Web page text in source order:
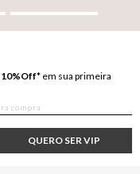
10%Off* em sua primeira
QUERO SER VIP